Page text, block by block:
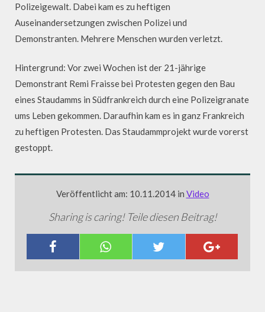
Polizeigewalt. Dabei kam es zu heftigen
Auseinandersetzungen zwischen Polizei und
Demonstranten. Mehrere Menschen wurden verletzt.
Hintergrund: Vor zwei Wochen ist der 21-jährige
Demonstrant Remi Fraisse bei Protesten gegen den Bau
eines Staudamms in Südfrankreich durch eine Polizeigranate
ums Leben gekommen. Daraufhin kam es in ganz Frankreich
zu heftigen Protesten. Das Staudammprojekt wurde vorerst
gestoppt.
Veröffentlicht am: 10.11.2014 in Video
Sharing is caring! Teile diesen Beitrag!